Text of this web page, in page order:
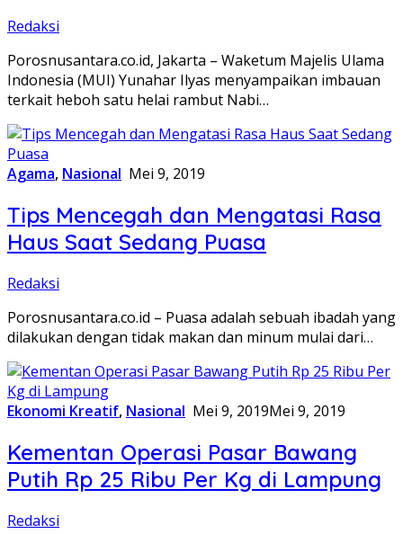
Redaksi
Porosnusantara.co.id, Jakarta – Waketum Majelis Ulama
Indonesia (MUI) Yunahar Ilyas menyampaikan imbauan
terkait heboh satu helai rambut Nabi…
Agama, Nasional Mei 9, 2019
Tips Mencegah dan Mengatasi Rasa
Haus Saat Sedang Puasa
Redaksi
Porosnusantara.co.id – Puasa adalah sebuah ibadah yang
dilakukan dengan tidak makan dan minum mulai dari…
Ekonomi Kreatif, Nasional Mei 9, 2019Mei 9, 2019
Kementan Operasi Pasar Bawang
Putih Rp 25 Ribu Per Kg di Lampung
Redaksi